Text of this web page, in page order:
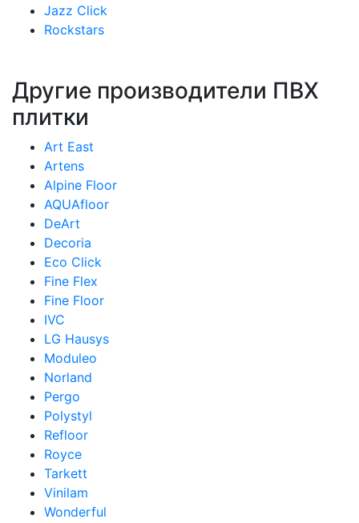
Jazz Click
Rockstars
Другие производители ПВХ
плитки
Art East
Artens
Alpine Floor
AQUAfloor
DeArt
Decoria
Eco Click
Fine Flex
Fine Floor
IVC
LG Hausys
Moduleo
Norland
Pergo
Polystyl
Refloor
Royce
Tarkett
Vinilam
Wonderful